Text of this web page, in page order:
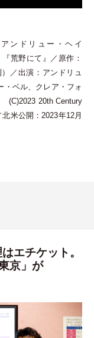
ンドリュー ・ヘイ
荒野にて』／原作：
）
／出演：アンドリュ
・ ベル、クレア ・ フォ
(C)2023 20th Century
米公開：2023年12月
エチケット。
京」が